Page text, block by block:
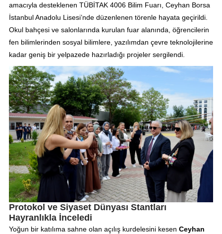
amacıyla desteklenen TÜBİTAK 4006 Bilim Fuarı, Ceyhan Borsa
İstanbul Anadolu Lisesi’nde düzenlenen törenle hayata geçirildi.
Okul bahçesi ve salonlarında kurulan fuar alanında, öğrencilerin
fen bilimlerinden sosyal bilimlere, yazılımdan çevre teknolojilerine
kadar geniş bir yelpazede hazırladığı projeler sergilendi.
Protokol ve Siyaset Dünyası Stantları
Hayranlıkla İnceledi
Yoğun bir katılıma sahne olan açılış kurdelesini kesen Ceyhan